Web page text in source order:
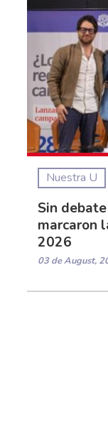
Nuestra U
Sin
marcaron
2026
03 de August,